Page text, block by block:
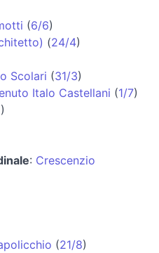
(6/6)
(24/4)
Scolari (31/3)
Italo Castellani (1/7)
)
: Crescenzio
(21/8)